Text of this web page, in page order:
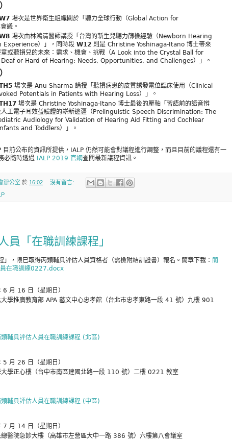
場次是世界衛生組織關於「聽力全球行動（Global Action for
議。
場次由林鴻清醫師講授「台灣的新生兒聽力篩檢經驗（Newborn Hearing
）」，同時段 W12 則是 Christine Yoshinaga-Itano 博士帶來
童或聽損兒的未來：需求、機會、挑戰（A Look into the Crystal Ball for
or Hard of Hearing: Needs, Opportunities, and Challenges）」。
場次是 Anu Sharma 講授「聽損病患的皮質誘發電位臨床使用（Clinical
Potentials in Patients with Hearing Loss）」。
場次是 Christine Yoshinaga-Itano 博士最後的壓軸「習語前的語音辨
人工電子耳效益驗證的嶄新邊疆（Prelinguistic Speech Discrimination: The
Audiology for Validation of Hearing Aid Fitting and Cochlear
and Toddlers）」。
前公布的資訊所提供，IALP 仍然可能會對議程進行調整，而且目前的議程還有一
必隨時透過 IALP 2019 官網查閱最新議程資訊。
辦公室 於 16:02 沒有留言:
員「在職訓練課程」
」，限已取得丙類輔具評估人員資格者（需檢附結訓證書）報名。簡章下載： 簡
在職訓練0227.docx
月 16 日（星期日）
學推廣教育部 APA 藝文中心忠孝館（台北市忠孝東路一段 41 號）九樓 901
輔具評估人員在職訓練課程 (北區)
月 26 日（星期日）
大學正心樓（台中市南區建國北路一段 110 號）二樓 0221 教室
輔具評估人員在職訓練課程 (中區)
月 14 日（星期日）
醫院急診大樓（高雄市左營區大中一路 386 號）六樓第八會議室